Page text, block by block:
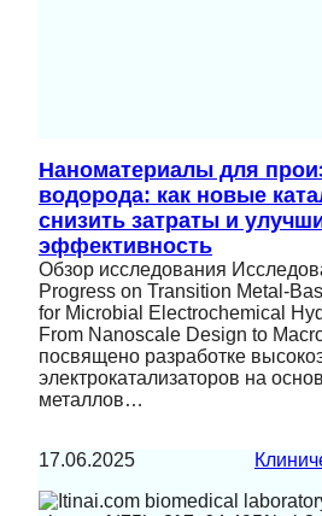
Наноматериалы для
водорода: как новые
снизить затраты и
эффективность
Обзор исследования
Progress on Transition Metal-
for Microbial Electrochemical
From Nanoscale Design to
посвящено разработке
электрокатализаторов на
металлов…
17.06.2025